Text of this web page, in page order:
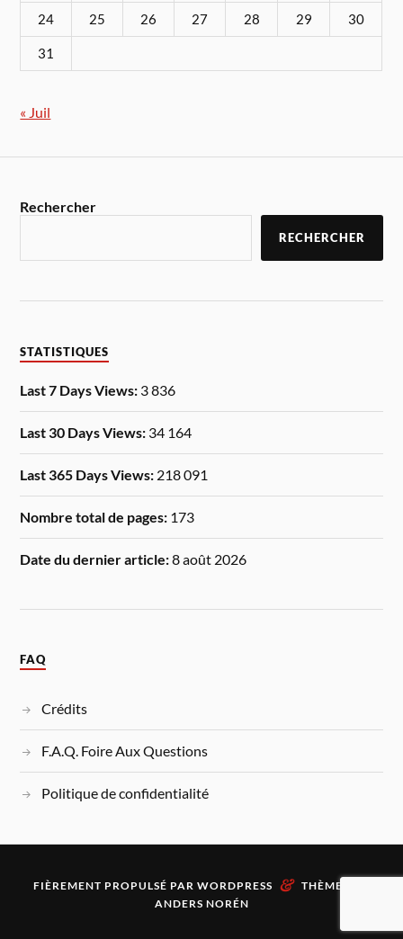
24 25 26 27 28 29 30
31
« Juil
Rechercher
RECHERCHER
STATISTIQUES
Last 7 Days Views: 3 836
Last 30 Days Views: 34 164
Last 365 Days Views: 218 091
Nombre total de pages: 173
Date du dernier article:8 août 2026
FAQ
Crédits
F.A.Q. Foire Aux Questions
Politique de confidentialité
FIÈREMENT PROPULSÉ PAR WORDPRESS & THÈME PAR
ANDERS NORÉN